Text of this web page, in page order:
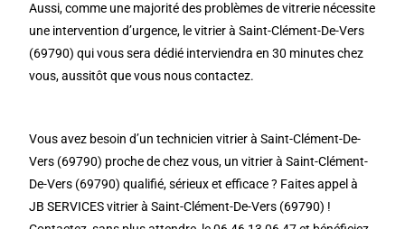
Aussi, comme une majorité des problèmes de vitrerie nécessite
une intervention d’urgence, le vitrier à Saint-Clément-De-Vers
(69790) qui vous sera dédié interviendra en 30 minutes chez
vous, aussitôt que vous nous contactez.
Vous avez besoin d’un technicien vitrier à Saint-Clément-De-
Vers (69790) proche de chez vous, un vitrier à Saint-Clément-
De-Vers (69790) qualifié, sérieux et efficace ? Faites appel à
JB SERVICES vitrier à Saint-Clément-De-Vers (69790) !